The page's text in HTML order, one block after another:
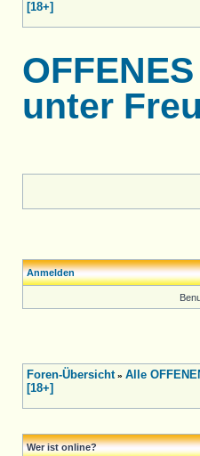
[18+]
unter
Anmelden
Foren-Übersicht» Alle
[18+]
Wer ist online?